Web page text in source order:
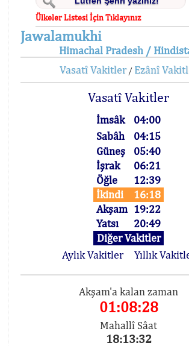
Ülkeler Listesi İçin Tıklayınız
Jawalamukhi
Himachal Pradesh /
Vasatî Vakitler/ Ezânî
Vasatî Vakitler
İmsâk
04:00
Sabâh
04:15
Güneş
05:40
İşrak
06:21
Öğle
12:39
İkindi
16:18
Akşam 19:22
Yatsı
20:49
Diğer Vakitler
Aylık Vakitler
Yıllık
Akşam'a kalan zaman
01:08:28
Mahallî Sâat
18:13:32